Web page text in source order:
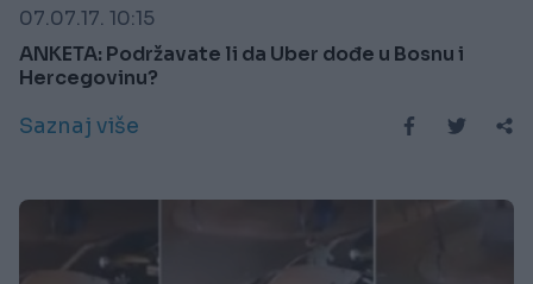
07.07.17. 10:15
ANKETA: Podržavate li da Uber dođe u Bosnu i
Hercegovinu?
Saznaj više